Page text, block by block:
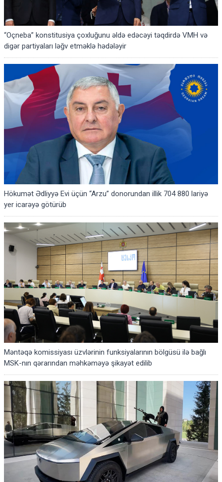
“Oçneba” konstitusiya çoxluğunu əldə edəcəyi təqdirdə VMH və
digər partiyaları ləğv etməklə hədələyir
Hökumət Ədliyyə Evi üçün “Arzu” donorundan illik 704 880 lariyə
yer icarəyə götürüb
Məntəqə komissiyası üzvlərinin funksiyalarının bölgüsü ilə bağlı
MSK-nın qərarından məhkəməyə şikayət edilib